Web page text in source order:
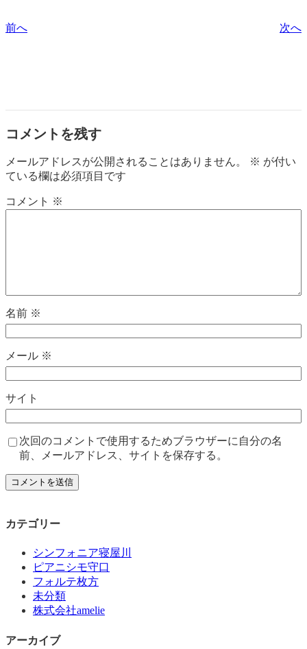
前へ 次へ
コメントを残す
メールアドレスが公開されることはありません。 ※ が付い
ている欄は必須項目です
コメント ※
名前 ※
メール ※
サイト
次回のコメントで使用するためブラウザーに自分の名
前、メールアドレス、サイトを保存する。
カテゴリー
シンフォニア寝屋川
ピアニシモ守口
フォルテ枚方
未分類
株式会社amelie
アーカイブ